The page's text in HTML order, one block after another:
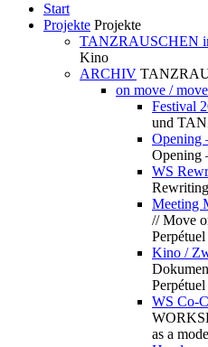
Start
Projekte Projekte
TANZRAUSCHEN
Kino
ARCHIV
on move /
Festival
und
Opening
Opening
WS
Meeting
// Move
Perpétuel
Kino /
WS Co-
as a